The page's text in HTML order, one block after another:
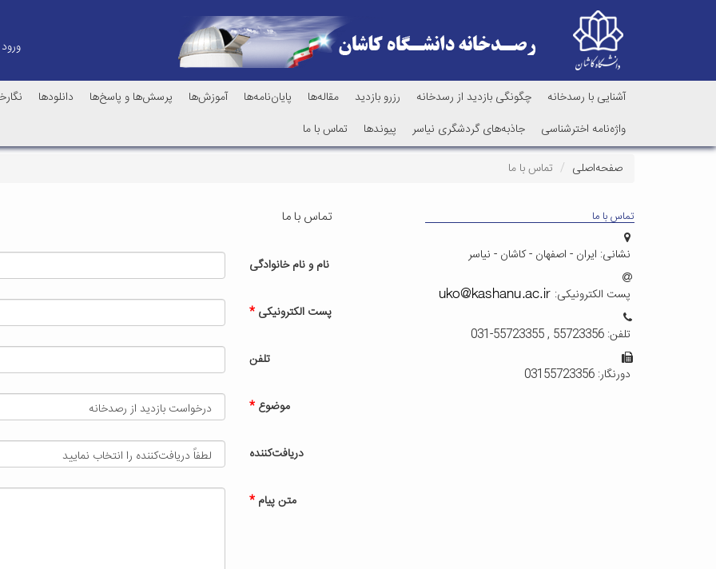
ورود
آشنایی با رسدخانه چگونگی بازدید از رسدخانه رزرو بازدید مقاله‌ها پایان‌نامه‌ها آموزش‌ها پرسش‌ها و پاسخ‌ها دانلودها
واژه‌نامه اخترشناسی
جاذبه‌های گردشگری نیاسر پیوندها تماس با ما
صفحه‌اصلی تماس با ما
تماس با ما
نام و نام خانوادگی
پست الکترونیکی
تلفن
موضوع
دریافت‌کننده
متن پیام
تماس با ما
نشانی: ایران - اصفهان - کاشان - نیاسر
پست الکترونیکی:
تلفن: 031-55723355 , 55723356
دورنگار: 03155723356